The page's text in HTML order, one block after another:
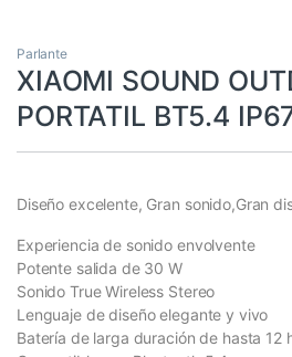
Parlante
XIAOMI SOUND
PORTATIL BT5.4
Diseño excelente, Gran sonido,Gran
Experiencia de sonido envolvente
Potente salida de 30 W
Sonido True Wireless Stereo
Lenguaje de diseño elegante y vivo
Batería de larga duración de hasta 12